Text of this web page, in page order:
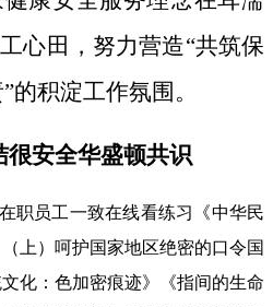
心田，努力营造“共筑保
的积淀工作氛围。
很安全华盛顿共识
职员工一致在线看练习《中华民
上）呵护国家地区绝密的口令国
化：色加密痕迹》《指间的生命